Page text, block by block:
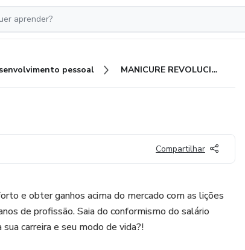
pessoal MANICURE REVOLUCIONÁRIA
Compartilhar
e obter ganhos acima do mercado com as lições
de profissão. Saia do conformismo do salário
carreira e seu modo de vida?!